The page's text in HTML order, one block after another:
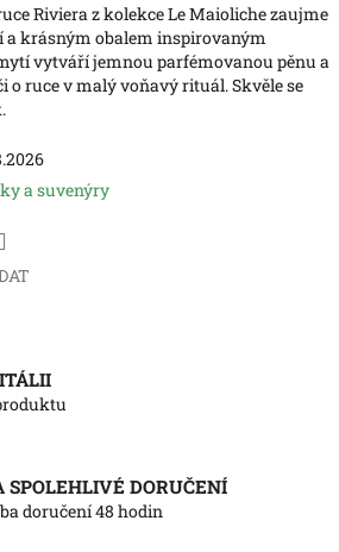
Riviera z kolekce Le Maioliche zaujme
krásným obalem inspirovaným
vytváří jemnou parfémovanou pěnu a
o ruce v malý voňavý rituál. Skvěle se
a suvenýry
SPOLEHLIVÉ DORUČENÍ
doručení 48 hodin